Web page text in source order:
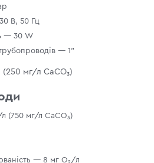
В, 50 Гц
— 30 W
— 1"
(250 мг/л CaCO₃)
(750 мг/л CaCO₃)
— 8 мг O₂/л